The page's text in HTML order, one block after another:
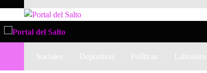
contentPortal del Salto
Noticias del norte del país.
Portal del Salto
Noticias del norte del país.
Sociales
Deportivas Políticas Laborales